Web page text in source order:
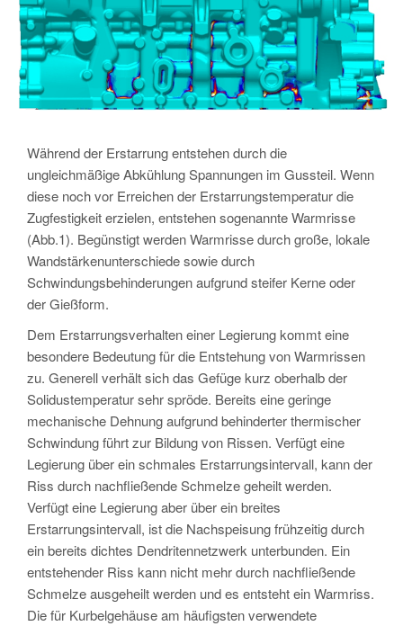
Während der Erstarrung entstehen durch die
ungleichmäßige Abkühlung Spannungen im Gussteil. Wenn
diese noch vor Erreichen der Erstarrungstemperatur die
Zugfestigkeit erzielen, entstehen sogenannte Warmrisse
(Abb.1). Begünstigt werden Warmrisse durch große, lokale
Wandstärkenunterschiede sowie durch
Schwindungsbehinderungen aufgrund steifer Kerne oder
der Gießform.
Dem Erstarrungsverhalten einer Legierung kommt eine
besondere Bedeutung für die Entstehung von Warmrissen
zu. Generell verhält sich das Gefüge kurz oberhalb der
Solidustemperatur sehr spröde. Bereits eine geringe
mechanische Dehnung aufgrund behinderter thermischer
Schwindung führt zur Bildung von Rissen. Verfügt eine
Legierung über ein schmales Erstarrungsintervall, kann der
Riss durch nachfließende Schmelze geheilt werden.
Verfügt eine Legierung aber über ein breites
Erstarrungsintervall, ist die Nachspeisung frühzeitig durch
ein bereits dichtes Dendritennetzwerk unterbunden. Ein
entstehender Riss kann nicht mehr durch nachfließende
Schmelze ausgeheilt werden und es entsteht ein Warmriss.
Die für Kurbelgehäuse am häufigsten verwendete